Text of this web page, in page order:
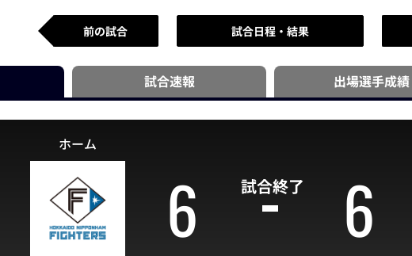
前の試合 試合日程・結果
試合速報 出場選手成績
試合終了
ホーム
6 6